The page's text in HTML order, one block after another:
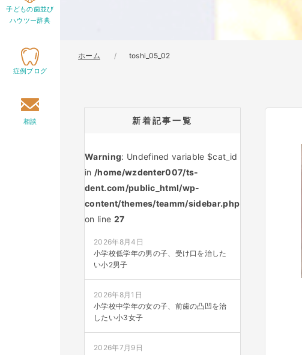
子どもの歯並び
ハウツー辞典
症例ブログ
相談
ホーム toshi_05_02
新着記事一覧
Warning: Undefined variable $cat_id
in /home/wzdenter007/ts-
dent.com/public_html/wp-
content/themes/teamm/sidebar.php
on line 27
2026年8月4日
小学校低学年の男の子、受け口を治した
い小2男子
2026年8月1日
小学校中学年の女の子、前歯の凸凹を治
したい小3女子
2026年7月9日